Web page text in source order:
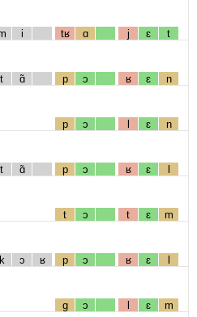
i tʁ ɑ j ɛ t
t ɑ̃ p ɔ ʁ ɛ n
p ɔ l ɛ n
t ɑ̃ p ɔ ʁ ɛ l
t ɔ t ɛ m
k ɔ ʁ p ɔ ʁ ɛ l
g ɔ l ɛ m